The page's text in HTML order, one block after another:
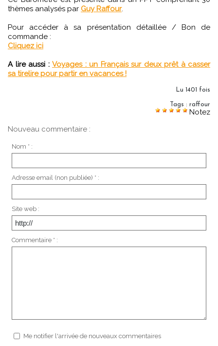
thèmes analysés par Guy Raffour.
Pour accéder à sa présentation détaillée / Bon de
commande :
Cliquez ici
A lire aussi : Voyages : un Français sur deux prêt à casser
sa tirelire pour partir en vacances !
Lu 1401 fois
Tags : raffour
Notez
Nouveau commentaire :
Nom * :
Adresse email (non publiée) * :
Site web :
Commentaire * :
Me notifier l'arrivée de nouveaux commentaires